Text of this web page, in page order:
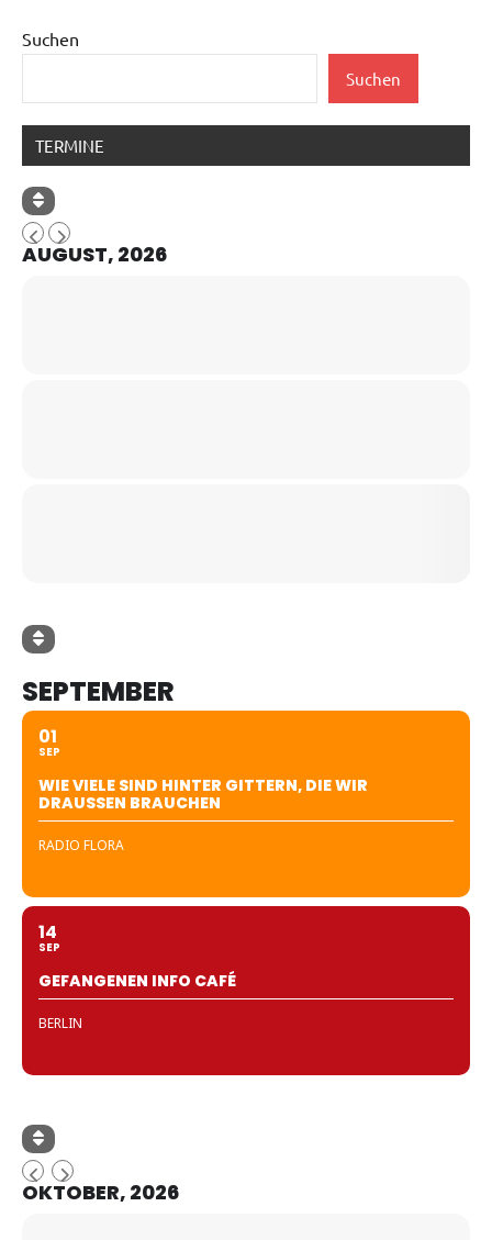
Beiträge
Suchen
Suchen
TERMINE
AUGUST, 2026
SEPTEMBER
01
SEP
WIE VIELE SIND HINTER GITTERN, DIE WIR
DRAUSSEN BRAUCHEN
RADIO FLORA
14
SEP
GEFANGENEN INFO CAFÉ
BERLIN
OKTOBER, 2026